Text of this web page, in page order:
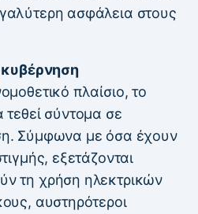
ασφάλεια στους
κυβέρνηση
πλαίσιο, το
τεθεί σύντομα σε
Σύμφωνα με όσα έχουν
εξετάζονται
τη χρήση ηλεκτρικών
αυστηρότεροι